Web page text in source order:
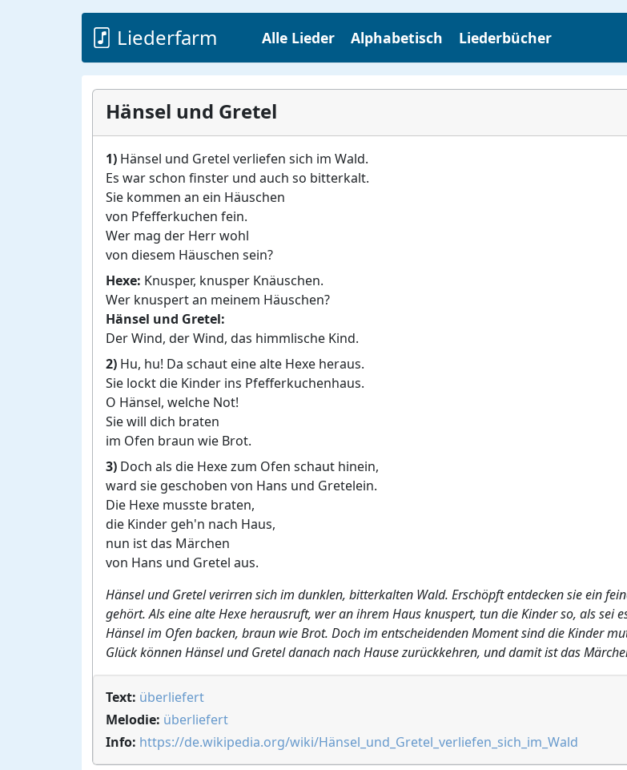
Liederfarm Alle Lieder Alphabetisch Liederbücher
Hänsel und Gretel
1) Hänsel und Gretel verliefen sich im Wald.
Es war schon finster und auch so bitterkalt.
Sie kommen an ein Häuschen
von Pfefferkuchen fein.
Wer mag der Herr wohl
von diesem Häuschen sein?
Hexe: Knusper, knusper Knäuschen.
Wer knuspert an meinem Häuschen?
Hänsel und Gretel:
Der Wind, der Wind, das himmlische Kind.
2) Hu, hu! Da schaut eine alte Hexe heraus.
Sie lockt die Kinder ins Pfefferkuchenhaus.
O Hänsel, welche Not!
Sie will dich braten
im Ofen braun wie Brot.
3) Doch als die Hexe zum Ofen schaut hinein,
ward sie geschoben von Hans und Gretelein.
Die Hexe musste braten,
die Kinder geh'n nach Haus,
nun ist das Märchen
von Hans und Gretel aus.
Hänsel und Gretel verirren sich im dunklen, bitterkalten Wald. Erschöpft entdecken sie ein
gehört. Als eine alte Hexe herausruft, wer an ihrem Haus knuspert, tun die Kinder so, als sei
Hänsel im Ofen backen, braun wie Brot. Doch im entscheidenden Moment sind die Kinder
Glück können Hänsel und Gretel danach nach Hause zurückkehren, und damit ist das
Text: überliefert
Melodie: überliefert
Info: https://de.wikipedia.org/wiki/Hänsel_und_Gretel_verliefen_sich_im_Wald